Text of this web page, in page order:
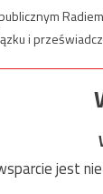
i
jest